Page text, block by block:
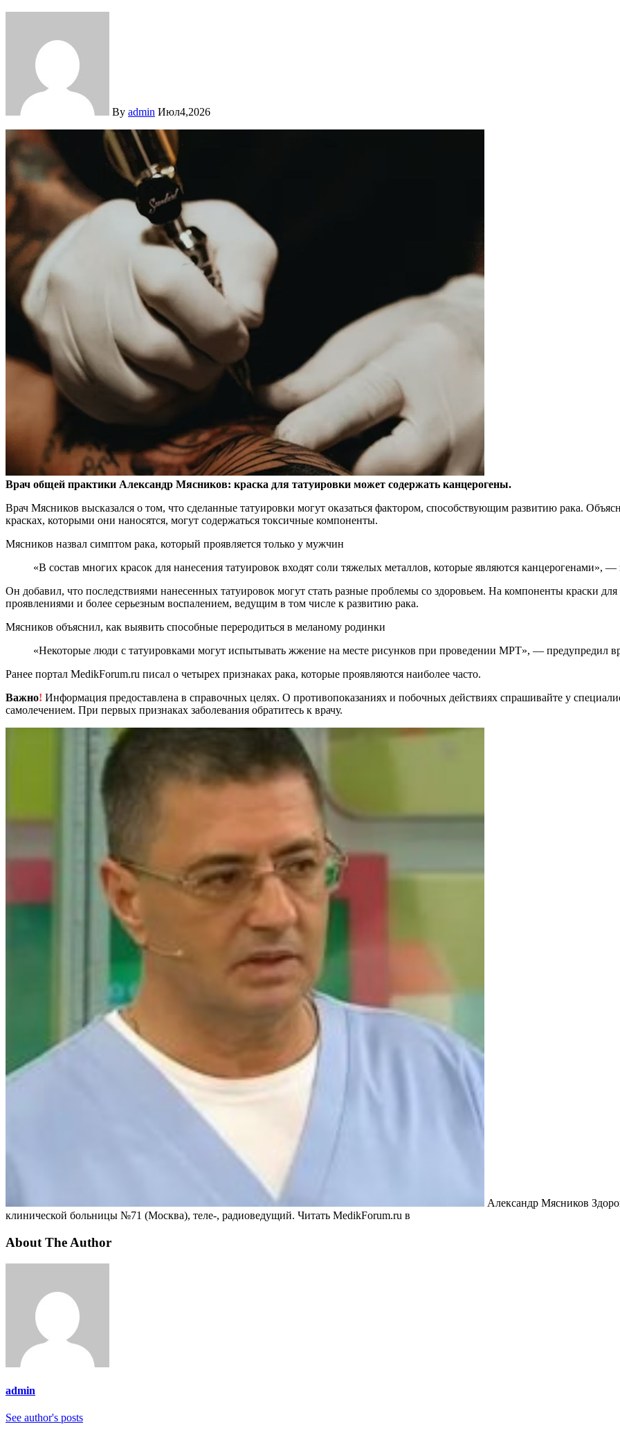
By admin Июл4,2026
Врач общей практики Александр Мясников: краска для татуировки может содержать канцерогены.
Врач Мясников высказался о том, что сделанные татуировки могут оказаться фактором, способствующим развитию рака.
красках, которыми они наносятся, могут содержаться токсичные компоненты.
Мясников назвал симптом рака, который проявляется только у мужчин
«В состав многих красок для нанесения татуировок входят соли тяжелых металлов, которые являются канцерогенами»,
Он добавил, что последствиями нанесенных татуировок могут стать разные проблемы со здоровьем. На компоненты краски
проявлениями и более серьезным воспалением, ведущим в том числе к развитию рака.
Мясников объяснил, как выявить способные переродиться в меланому родинки
«Некоторые люди с татуировками могут испытывать жжение на месте рисунков при проведении МРТ», — предупредил
Ранее портал MedikForum.ru писал о четырех признаках рака, которые проявляются наиболее часто.
Важно! Информация предоставлена в справочных целях. О противопоказаниях и побочных действиях спрашивайте у
самолечением. При первых признаках заболевания обратитесь к врачу.
Александр Мясников
клинической больницы №71 (Москва), теле-, радиоведущий. Читать MedikForum.ru в
About The Author
admin
See author's posts